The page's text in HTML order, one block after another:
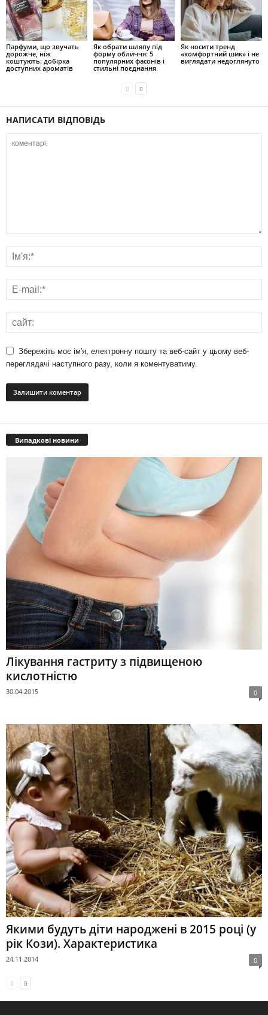
Парфуми, що звучать
дорожче, ніж
коштують: добірка
доступних ароматів
Як обрати шляпу під
форму обличчя: 5
популярних фасонів і
стильні поєднання
Як носити тренд
«комфортний шик» і не
виглядати недоглянуто
НАПИСАТИ ВІДПОВІДЬ
Збережіть моє ім'я, електронну пошту та веб-сайт у цьому веб-
переглядачі наступного разу, коли я коментуватиму.
Випадкові новини
Лікування гастриту з підвищеною
кислотністю
30.04.2015 0
Якими будуть діти народжені в 2015 році (у
рік Кози). Характеристика
24.11.2014 0